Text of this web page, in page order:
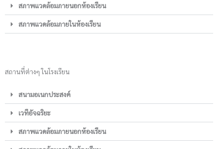
สภาพแวดล้อมภายนอกห้องเรียน
สภาพแวดล้อมภายในห้องเรียน
สถานที่ต่างๆ ในโรงเรียน
สนามอเนกประสงค์
เวทีอัจฉริยะ
สภาพแวดล้อมภายนอกห้องเรียน